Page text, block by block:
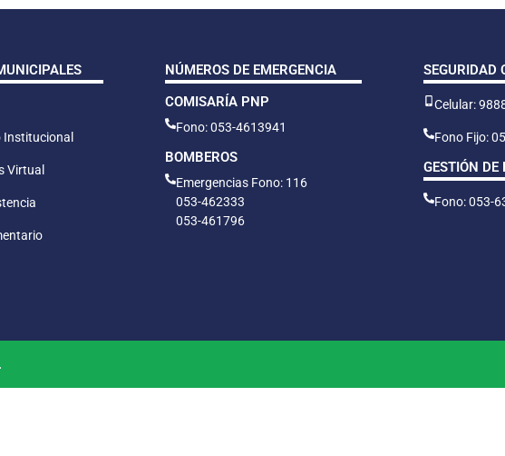
Institucional
Virtual
NÚMEROS DE EMERGENCIA
COMISARÍA PNP
Fono: 053-4613941
BOMBEROS
Emergencias Fono: 116
053-462333
053-461796
SEGURIDAD
Celular:
Fono Fijo:
GESTIÓN DE
Fono: 053-